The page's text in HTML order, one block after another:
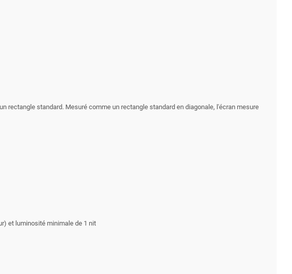
rectangle standard. Mesuré comme un rectangle standard en diagonale, l'écran mesure
et luminosité minimale de 1 nit